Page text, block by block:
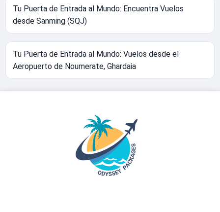
Tu Puerta de Entrada al Mundo: Encuentra Vuelos
desde Sanming (SQJ)
Tu Puerta de Entrada al Mundo: Vuelos desde el
Aeropuerto de Noumerate, Ghardaia